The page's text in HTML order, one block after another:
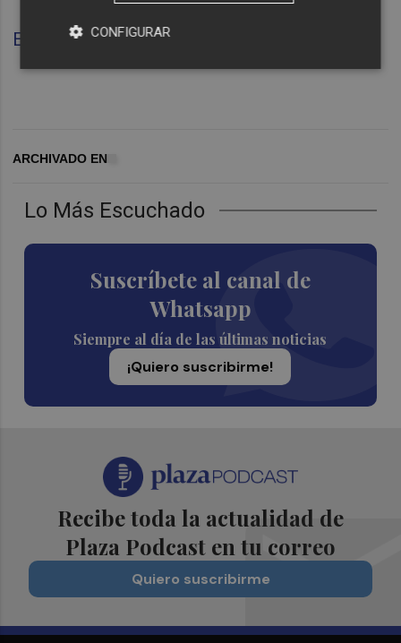
Lo Más Escuchado
Suscríbete al canal de
Whatsapp
Siempre al día de las últimas noticias
¡Quiero suscribirme!
Escucha aquí la Parte 1
ARCHIVADO EN
Recibe toda la actualidad de
Plaza Podcast en tu correo
Quiero suscribirme
CONFIGURAR